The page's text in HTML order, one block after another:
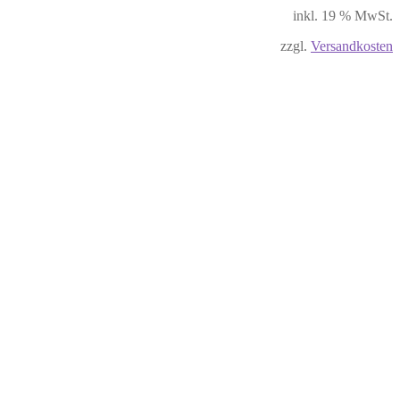
inkl. 19 % MwSt.
zzgl. Versandkosten